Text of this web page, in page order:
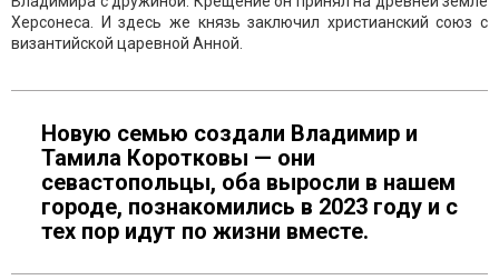
Херсонеса. И здесь же князь заключил христианский союз с
византийской царевной Анной.
Новую семью создали Владимир и
Тамила Коротковы — они
севастопольцы, оба выросли в нашем
городе, познакомились в 2023 году и с
тех пор идут по жизни вместе.